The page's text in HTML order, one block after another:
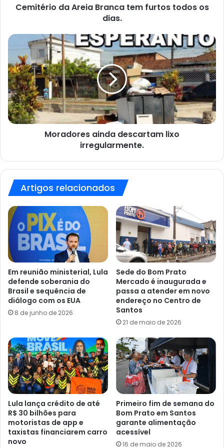
Cemitério da Areia Branca tem furtos todos os
dias.
Moradores
ainda
descartam
lixo
irregularmente.
Moradores ainda descartam lixo
irregularmente.
Artigos relacionados
Em reunião ministerial, Lula
defende soberania do
Brasil e sequência de
diálogo com os EUA
8 de junho de 2026
Sede do Bom Prato
Mercado é inaugurada e
passa a atender em novo
endereço no Centro de
Santos
21 de maio de 2026
Lula lança crédito de até
R$ 30 bilhões para
motoristas de app e
taxistas financiarem carro
novo
Primeiro fim de semana do
Bom Prato em Santos
garante alimentação
acessível
16 de maio de 2026